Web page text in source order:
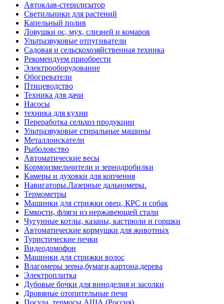
Автоклав-стерилизатор
Светильники для растений
Капельный полив
Ловушки ос, мух, слизней и комаров
Ультразвуковые отпугиватели
Садовая и сельскохозяйственная техника
Рекомендуем приобрести
Электрооборудование
Обогреватели
Птицеводство
Техника для дачи
Насосы
техника для кухни
Переработка сельхоз продукции
Ультразвуковые стиральные машины
Металлоискатели
Рыболовство
Автоматические весы
Кормоизмельчители и зернодробилки
Камеры и духовки для копчения
Навигаторы.Лазерные дальномеры.
Термометры
Машинки для стрижки овец, КРС и собак
Емкости, фляги из нержавеющей стали
Чугунные котлы, казаны, кастрюли и горшки
Автоматические кормушки для животных
Туристические печки
Видеодомофон
Машинки для стрижки волос
Влагомеры зерна,бумаги,картона,дерева
Электроплитка
Дубовые бочки для виноделия и засолки
Дровяные отопительные печи
Посуда, термосы АША (Россия)